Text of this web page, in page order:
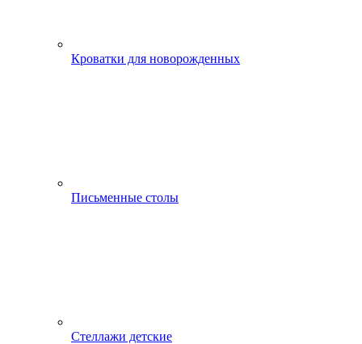
Кроватки для новорожденных
Письменные столы
Стеллажи детские